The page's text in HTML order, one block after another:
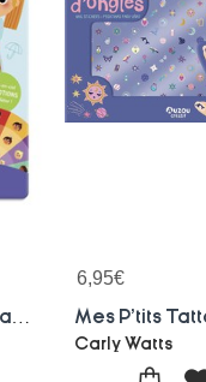
6,95€
Carly Watts